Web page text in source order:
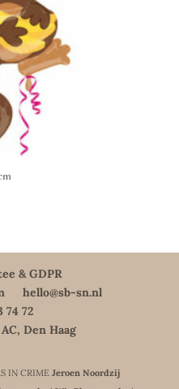
& GDPR
hello@sb-sn.nl
74 72
Den Haag
IN CRIME Jeroen Noordzij